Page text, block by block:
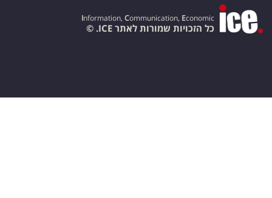
Information, Communication, Economic
כל הזכויות שמורות לאתר ICE. ©